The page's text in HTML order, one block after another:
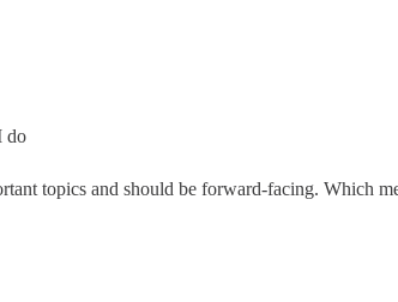
do
topics and should be forward-facing. Which